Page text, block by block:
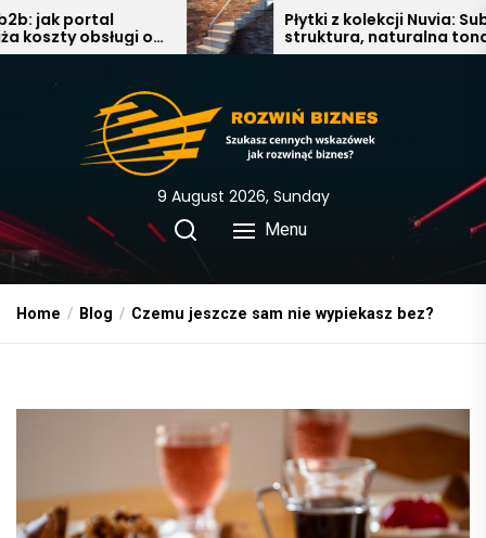
Skip
too
Płytki z kolekcji Nuvia: Subtelna
struktura, naturalna tonacja i
nowoczesna elegancja w
9 August 2026, Sunday
Menu
Home Blog Czemu jeszcze sam nie wypiekasz bez?